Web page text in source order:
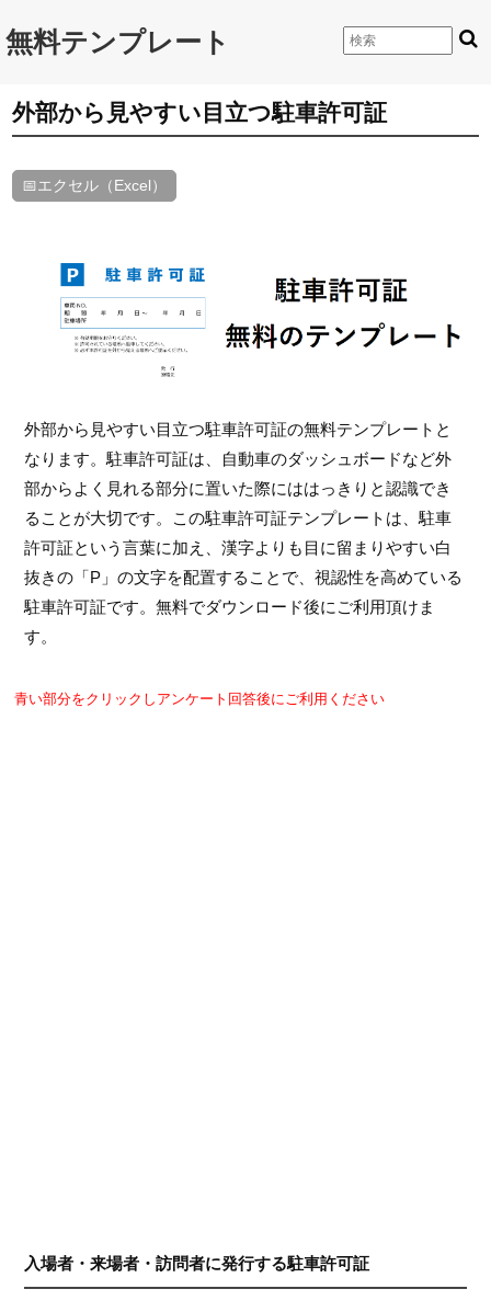
無料テンプレート
外部から見やすい目立つ駐車許可証
📅エクセル（Excel）
外部から見やすい目立つ駐車許可証の無料テンプレートと
なります。駐車許可証は、自動車のダッシュボードなど外
部からよく見れる部分に置いた際にははっきりと認識でき
ることが大切です。この駐車許可証テンプレートは、駐車
許可証という言葉に加え、漢字よりも目に留まりやすい白
抜きの「P」の文字を配置することで、視認性を高めている
駐車許可証です。無料でダウンロード後にご利用頂けま
す。
青い部分をクリックしアンケート回答後にご利用ください
入場者・来場者・訪問者に発行する駐車許可証